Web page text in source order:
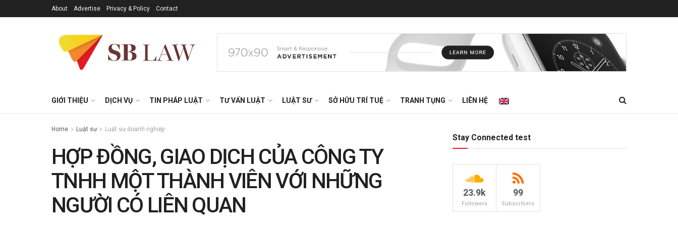
About Advertise Privacy & Policy Contact
GIỚI THIỆU DỊCH VỤ TIN PHÁP LUẬT TƯ VẤN LUẬT LUẬT SƯ SỞ HỮU TRÍ TUỆ TRANH TỤNG LIÊN HỆ
Home Luật sư Luật sư doanh nghiệp
HỢP ĐỒNG, GIAO DỊCH CỦA CÔNG TY
TNHH MỘT THÀNH VIÊN VỚI NHỮNG
NGƯỜI CÓ LIÊN QUAN
Stay Connected test
23.9k
Followers
99
Subscribers